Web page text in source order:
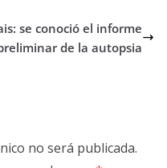
se conoció el informe
de la autopsia
no será publicada.